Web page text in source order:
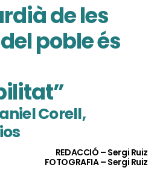
de les
poble és
Corell,
REDACCIÓ – Sergi Ruiz
FOTOGRAFIA – Sergi Ruiz